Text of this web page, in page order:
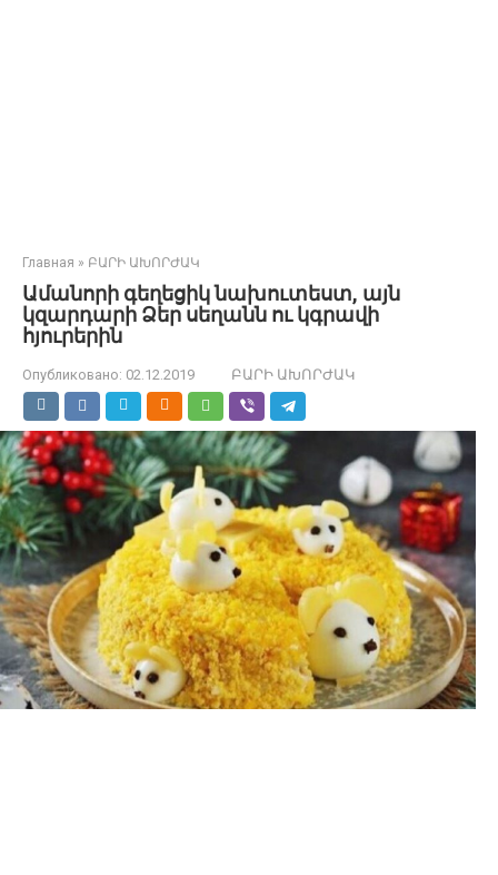
Главная » ԲԱՐԻ ԱԽՈՐԺԱԿ
Ամանորի գեղեցիկ նախուտեստ, այն
կզարդարի Ձեր սեղանն ու կգրավի
հյուրերին
Опубликовано: 02.12.2019 ԲԱՐԻ ԱԽՈՐԺԱԿ